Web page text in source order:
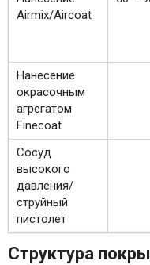
Airmix/Aircoat
Нанесение
окрасочным
агрегатом
Finecoat
Сосуд
высокого
давления/
струйный
пистолет
Структура